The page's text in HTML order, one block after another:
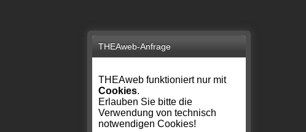
THEAweb-Anfrage
THEAweb funktioniert nur mit
Cookies.
Erlauben Sie bitte die
Verwendung von technisch
notwendigen Cookies!